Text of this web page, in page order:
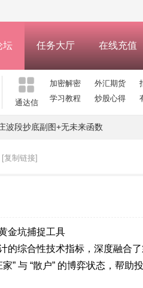
坛 任务大厅 在线充值
通达信
加密解密 外汇期货
学习教程
炒股心得
波段抄底副图+无未来函数
[复制链接]
金坑捕捉工具
的综合性技术指标，深度融合
” 与 “散户” 的博弈状态，帮